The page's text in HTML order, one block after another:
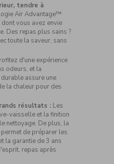
tendre à
Air Advantage™
vous avez envie
Des repas plus sains ?
toute la saveur, sans
d'une expérience
odeurs, et la
assure une
la chaleur pour des
résultats : Les
vaisselle et la finition
nettoyage. De plus, la
de préparer les
la garantie de 3 ans
repas après